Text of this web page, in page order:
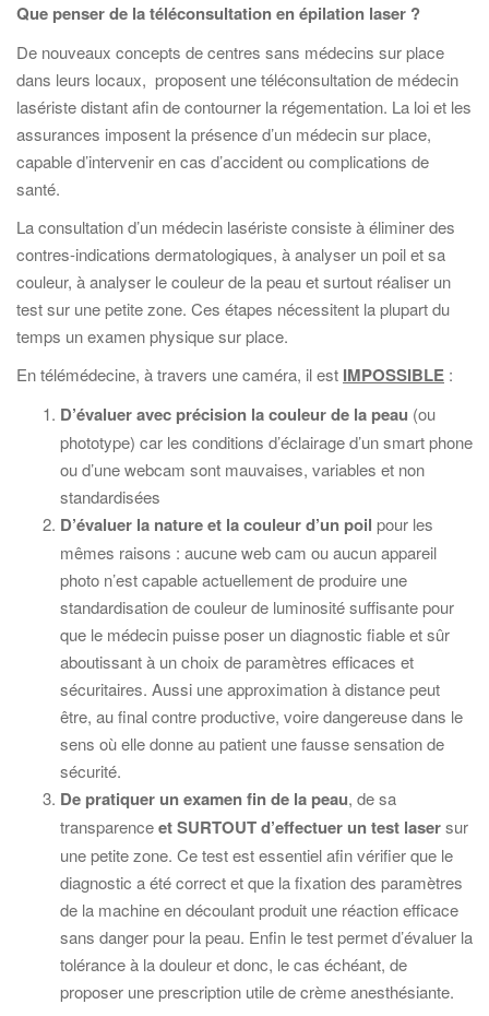
Que penser de la téléconsultation en épilation laser ?
De nouveaux concepts de centres sans médecins sur place
dans leurs locaux, proposent une téléconsultation de médecin
lasériste distant afin de contourner la régementation. La loi et les
assurances imposent la présence d’un médecin sur place,
capable d’intervenir en cas d’accident ou complications de
santé.
La consultation d’un médecin lasériste consiste à éliminer des
contres-indications dermatologiques, à analyser un poil et sa
couleur, à analyser le couleur de la peau et surtout réaliser un
test sur une petite zone. Ces étapes nécessitent la plupart du
temps un examen physique sur place.
En télémédecine, à travers une caméra, il est IMPOSSIBLE :
D’évaluer avec précision la couleur de la peau (ou
phototype) car les conditions d’éclairage d’un smart phone
ou d’une webcam sont mauvaises, variables et non
standardisées
D’évaluer la nature et la couleur d’un poil pour les
mêmes raisons : aucune web cam ou aucun appareil
photo n’est capable actuellement de produire une
standardisation de couleur de luminosité suffisante pour
que le médecin puisse poser un diagnostic fiable et sûr
aboutissant à un choix de paramètres efficaces et
sécuritaires. Aussi une approximation à distance peut
être, au final contre productive, voire dangereuse dans le
sens où elle donne au patient une fausse sensation de
sécurité.
De pratiquer un examen fin de la peau, de sa
transparenceet SURTOUT d’effectuer un test lasersur
une petite zone. Ce test est essentiel afin vérifier que le
diagnostic a été correct et que la fixation des paramètres
de la machine en découlant produit une réaction efficace
sans danger pour la peau. Enfin le test permet d’évaluer la
tolérance à la douleur et donc, le cas échéant, de
proposer une prescription utile de crème anesthésiante.